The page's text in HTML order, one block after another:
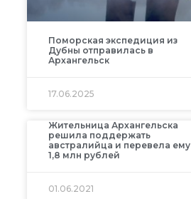
Поморская экспедиция из
Дубны отправилась в
Архангельск
17.06.2025
Жительница Архангельска
решила поддержать
австралийца и перевела ему
1,8 млн рублей
01.06.2021